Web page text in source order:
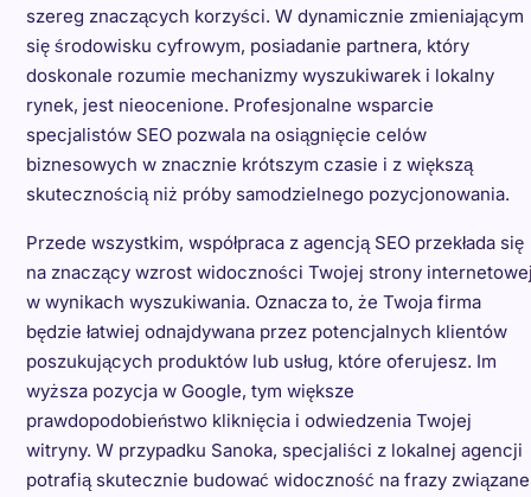
szereg znaczących korzyści. W dynamicznie zmieniającym
się środowisku cyfrowym, posiadanie partnera, który
doskonale rozumie mechanizmy wyszukiwarek i lokalny
rynek, jest nieocenione. Profesjonalne wsparcie
specjalistów SEO pozwala na osiągnięcie celów
biznesowych w znacznie krótszym czasie i z większą
skutecznością niż próby samodzielnego pozycjonowania.
Przede wszystkim, współpraca z agencją SEO przekłada się
na znaczący wzrost widoczności Twojej strony
w wynikach wyszukiwania. Oznacza to, że Twoja firma
będzie łatwiej odnajdywana przez potencjalnych klientów
poszukujących produktów lub usług, które oferujesz. Im
wyższa pozycja w Google, tym większe
prawdopodobieństwo kliknięcia i odwiedzenia Twojej
witryny. W przypadku Sanoka, specjaliści z lokalnej agencji
potrafią skutecznie budować widoczność na frazy związane